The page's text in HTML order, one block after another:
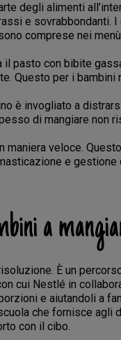
degli alimenti
e sovrabbondanti.
comprese nei
pasto con bibite
Questo per i
è invogliato a
di mangiare non
maniera veloce.
e gestione
a
È un
cui Nestlé in
e aiutandoli a
che fornisce
con il cibo.